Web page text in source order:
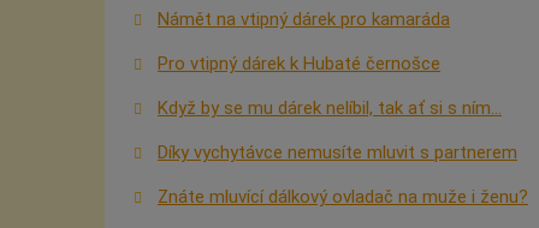
Námět na vtipný dárek pro kamaráda
Pro vtipný dárek k Hubaté černošce
Když by se mu dárek nelíbil, tak ať si s ním...
Díky vychytávce nemusíte mluvit s partnerem
Znáte mluvící dálkový ovladač na muže i ženu?